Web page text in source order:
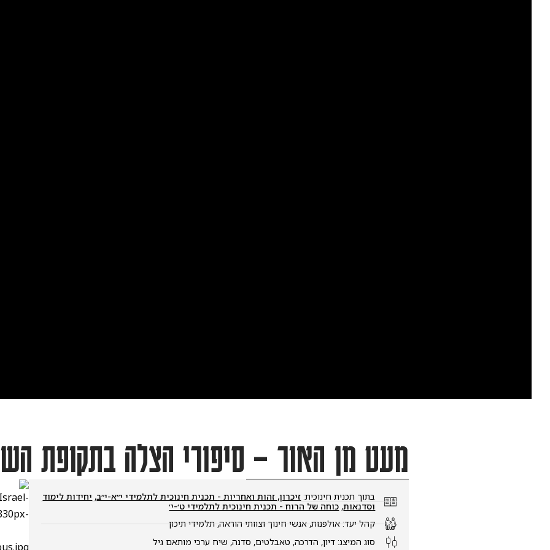
מעט מן האור – סיפורי הצלה בתקופת
בתוך תכנית חינוכית:זיכרון, זהות ואחריות - תכנית חינוכית לתלמידי י״א-י״ב,יחידות לימוד
וסדנאות,כוחה של הרוח - תכנית חינוכית לתלמידי ט׳-י׳
קהל יעד: אולפנות,אנשי חינוך וצוותי הוראה,תלמידי תיכון
סוג המיצג: דיון, הדרכה,טאבלטים,סדנה ,שיח ערכי מותאם גיל